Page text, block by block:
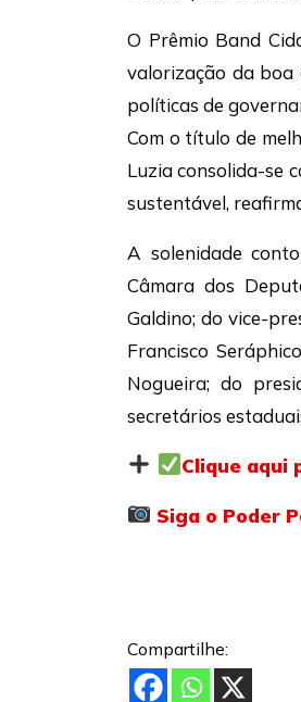
O Prêmio Band
valorização da boa
políticas de
Com o título de
Luzia consolida-se
sustentável,
A solenidade
Câmara dos
Galdino; do vice-
Francisco
Nogueira; do
secretários
Clique aqui
Siga o Poder
Compartilhe: